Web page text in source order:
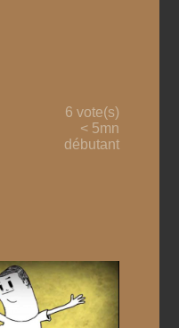
6 vote(s)
< 5mn
débutant